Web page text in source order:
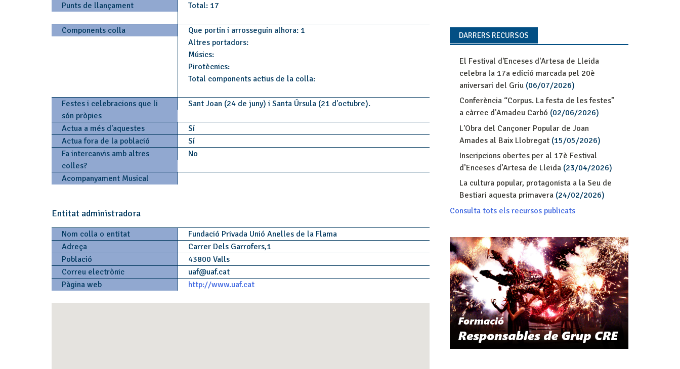
Punts de llançament Total: 17
Components colla
Que portin i arrosseguin alhora: 1
Altres portadors:
Músics:
Pirotècnics:
Total components actius de la colla:
Festes i celebracions que li
són pròpies
Sant Joan (24 de juny) i Santa Úrsula (21 d'octubre).
Actua a més d'aquestes
Sí
Actua fora de la població
Sí
Fa intercanvis amb altres
colles?
No
Acompanyament Musical
Entitat administradora
Nom colla o entitat
Fundació Privada Unió Anelles de la Flama
Adreça
Carrer Dels Garrofers,1
Població
43800 Valls
Correu electrònic
uaf@uaf.cat
Pàgina web
http://www.uaf.cat
DARRERS RECURSOS
El Festival d'Enceses d'Artesa de Lleida
celebra la 17a edició marcada pel 20è
aniversari del Griu(06/07/2026)
Conferència “Corpus. La festa de les festes”
a càrrec d'Amadeu Carbó (02/06/2026)
L'Obra del Cançoner Popular de Joan
Amades al Baix Llobregat(15/05/2026)
Inscripcions obertes per al 17è Festival
d’Enceses d’Artesa de Lleida(23/04/2026)
La cultura popular, protagonista a la Seu de
Bestiari aquesta primavera(24/02/2026)
Consulta tots els recursos publicats